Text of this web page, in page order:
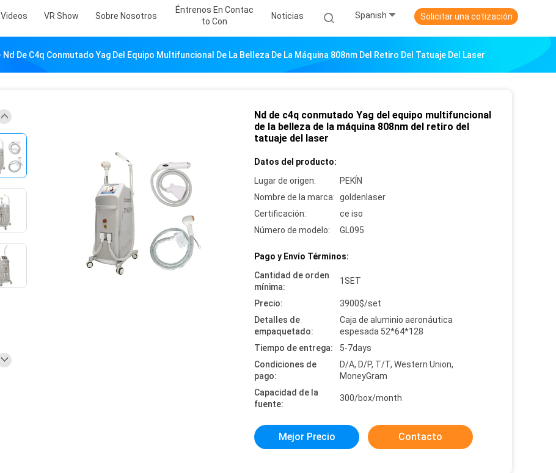
Videos VR Show Sobre Nosotros
Éntrenos En Contac
To Con
Noticias Spanish Solicitar una cotización
Nd De C4q Conmutado Yag Del Equipo Multifuncional De La Belleza De La Máquina 808nm Del Retiro Del Tatuaje Del Laser
Nd de c4q conmutado Yag del equipo multifuncional
de la belleza de la máquina 808nm del retiro del
tatuaje del laser
Datos del producto:
Lugar de origen:
PEKÍN
Nombre de la marca: goldenlaser
Certificación:
ce iso
Número de modelo:
GL095
Pago y Envío Términos:
Cantidad de orden
mínima:
1SET
Precio:
3900$/set
Detalles de
empaquetado:
Caja de aluminio aeronáutica
espesada 52*64*128
Tiempo de entrega:
5-7days
Condiciones de
pago:
D/A, D/P, T/T, Western Union,
MoneyGram
Capacidad de la
fuente:
300/box/month
Mejor Precio Contacto